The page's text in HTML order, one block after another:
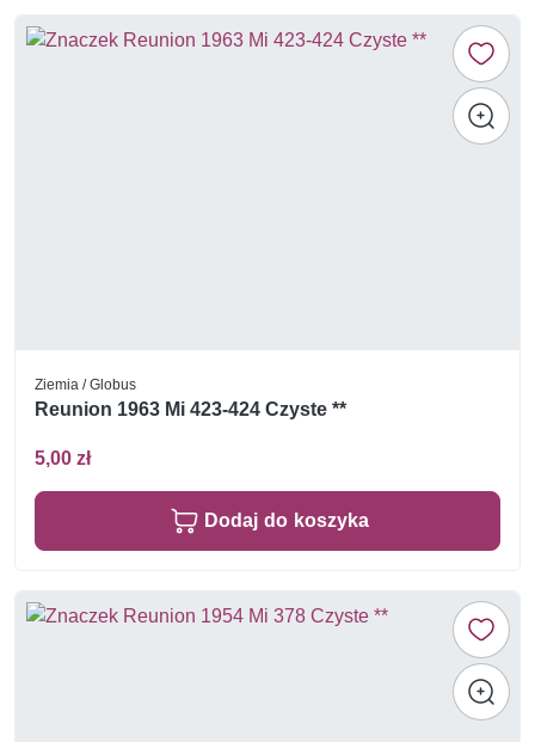
Ziemia / Globus
Reunion 1963 Mi 423-424 Czyste **
5,00 zł
Dodaj do koszyka